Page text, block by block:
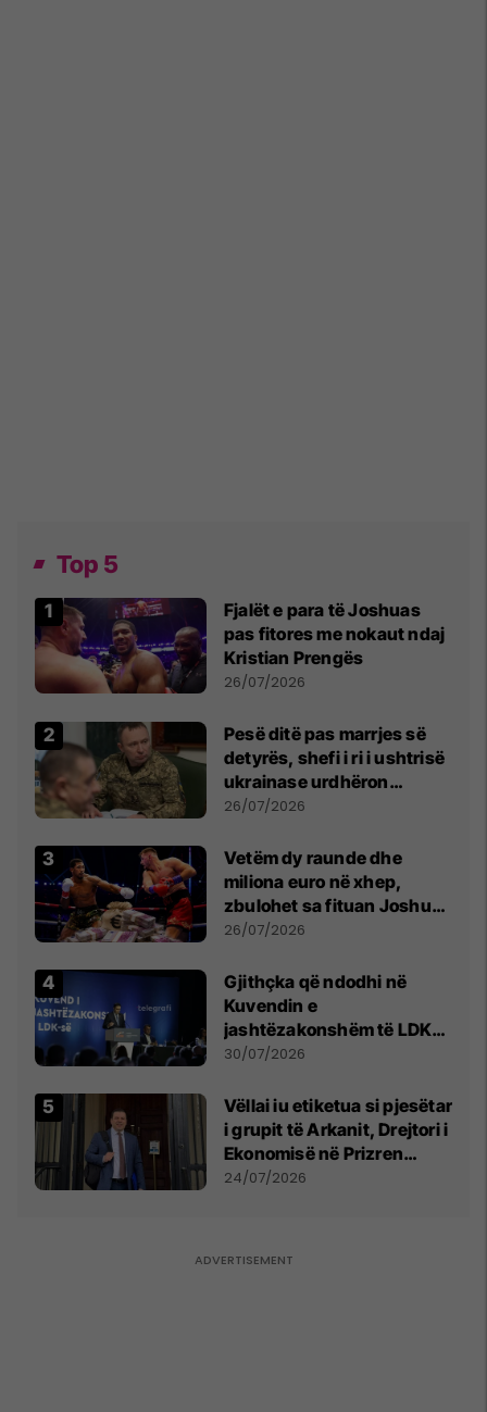
Top 5
Fjalët e para të Joshuas
pas fitores me nokaut ndaj
Kristian Prengës
26/07/2026
Pesë ditë pas marrjes së
detyrës, shefi i ri i ushtrisë
ukrainase urdhëron
kontroll të madh
26/07/2026
Vetëm dy raunde dhe
miliona euro në xhep,
zbulohet sa fituan Joshua
e Prenga
26/07/2026
Gjithçka që ndodhi në
Kuvendin e
jashtëzakonshëm të LDK-
së
30/07/2026
Vëllai iu etiketua si pjesëtar
i grupit të Arkanit, Drejtori i
Ekonomisë në Prizren
mohon pretendimet
24/07/2026